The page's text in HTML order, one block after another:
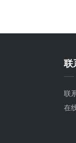
联
联
在